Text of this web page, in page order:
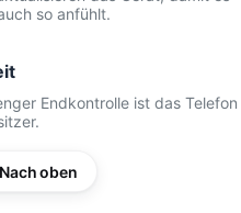
so anfühlt.
Endkontrolle ist das Telefon
Nach oben